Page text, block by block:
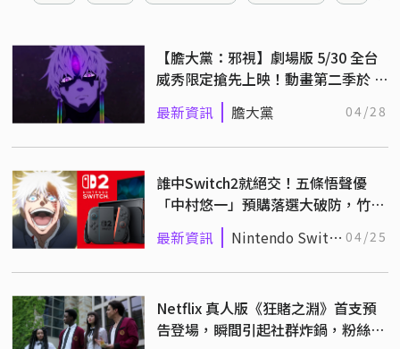
【膽大黨：邪視】劇場版 5/30 全台
威秀限定搶先上映！動畫第二季於 7
月正式開播！
最新資訊 膽大黨 04/28
誰中Switch2就絕交！五條悟聲優
「中村悠一」預購落選大破防，竹達
彩奈：請不要和我絕交！！
最新資訊
Nintendo Switch 04/25
Netflix 真人版《狂賭之淵》首支預
告登場，瞬間引起社群炸鍋，粉絲怒